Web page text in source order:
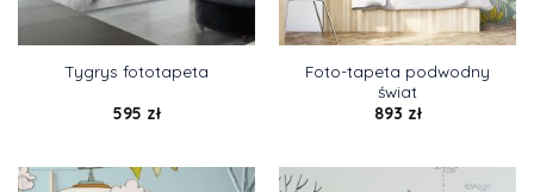
Tygrys fototapeta
595 zł
Foto-tapeta podwodny
świat
893 zł